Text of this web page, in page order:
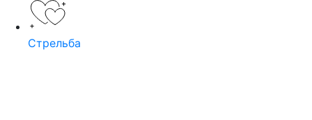
Стрельба